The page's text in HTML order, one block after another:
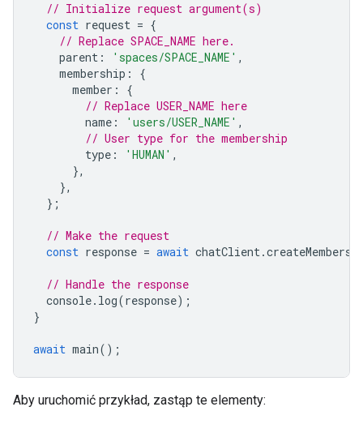
// Initialize request argument(s)
const request = {
// Replace SPACE_NAME here.
parent : 'spaces/SPACE_NAME' ,
membership :
{
member :
{
// Replace USER_NAME here
name : 'users/USER_NAME' ,
// User type for the membership
type : 'HUMAN' ,
},
},
};
// Make the request
const response = await chatClient.
// Handle the response
console. log(response);
}
await main();
Aby uruchomić przykład, zastąp te elementy: